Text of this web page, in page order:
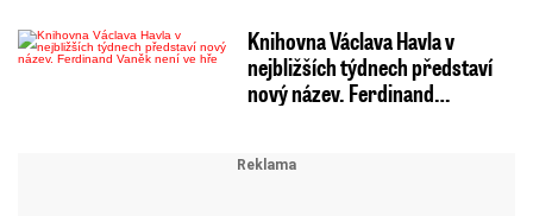
Knihovna Václava Havla v
nejbližších týdnech představí
nový název. Ferdinand…